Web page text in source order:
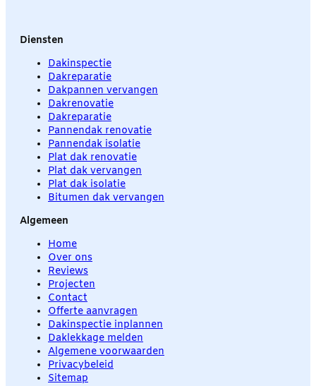
Diensten
Dakinspectie
Dakreparatie
Dakpannen vervangen
Dakrenovatie
Dakreparatie
Pannendak renovatie
Pannendak isolatie
Plat dak renovatie
Plat dak vervangen
Plat dak isolatie
Bitumen dak vervangen
Algemeen
Home
Over ons
Reviews
Projecten
Contact
Offerte aanvragen
Dakinspectie inplannen
Daklekkage melden
Algemene voorwaarden
Privacybeleid
Sitemap